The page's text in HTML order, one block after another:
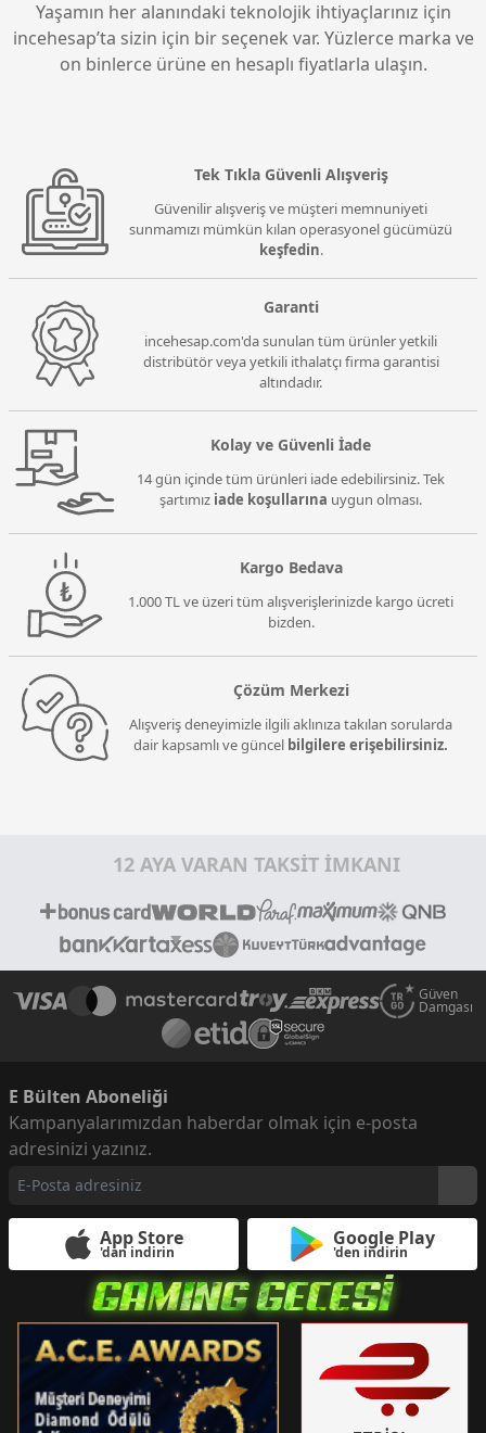
Yaşamın her alanındaki teknolojik ihtiyaçlarınız için
incehesap’ta sizin için bir seçenek var. Yüzlerce marka ve
on binlerce ürüne en hesaplı fiyatlarla ulaşın.
Tek Tıkla Güvenli Alışveriş
Güvenilir alışveriş ve müşteri memnuniyeti
sunmamızı mümkün kılan operasyonel gücümüzü
keşfedin.
Garanti
incehesap.com'da sunulan tüm ürünler yetkili
distribütör veya yetkili ithalatçı firma garantisi
altındadır.
Kolay ve Güvenli İade
14 gün içinde tüm ürünleri iade edebilirsiniz. Tek
şartımız iade koşullarına uygun olması.
Kargo Bedava
1.000 TL ve üzeri tüm alışverişlerinizde kargo ücreti
bizden.
Çözüm Merkezi
Alışveriş deneyimizle ilgili aklınıza takılan sorularda
dair kapsamlı ve güncel bilgilere erişebilirsiniz.
12 AYA VARAN TAKSİT İMKANI
Güven
Damgası
E Bülten Aboneliği
Kampanyalarımızdan haberdar olmak için e-posta
adresinizi yazınız.
App Store
'dan indirin
Google Play
'den indirin